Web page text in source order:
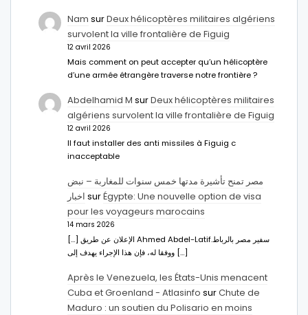
Nam surDeux hélicoptères militaires algériens
survolent la ville frontalière de Figuig
12 avril 2026
Mais comment on peut accepter qu’un hélicoptère
d’une armée étrangère traverse notre frontière ?
Abdelhamid M surDeux hélicoptères militaires
algériens survolent la ville frontalière de Figuig
12 avril 2026
Il faut installer des anti missiles à Figuig c
inacceptable
مصر تمنح تأشيرة مدتها خمس سنوات للمغاربة – نبض
اخبار surÉgypte: Une nouvelle option de visa
pour les voyageurs marocains
14 mars 2026
[…] الإعلان عن طريق Ahmed Abdel-Latifسفير مصر بالرباط.
ووفقا له، فإن هذا الإجراء يهدف إلى […]
Après le Venezuela, les États-Unis menacent
Cuba et Groenland - Atlasinfo surChute de
Maduro : un soutien du Polisario en moins